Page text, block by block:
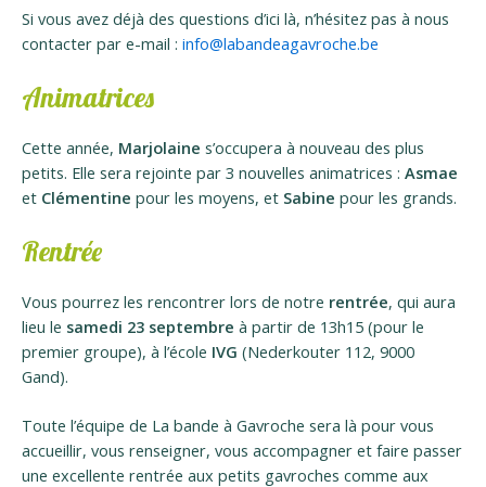
Si vous avez déjà des questions d’ici là, n’hésitez pas à nous
contacter par e-mail : info@labandeagavroche.be
Animatrices
Cette année, Marjolaine s’occupera à nouveau des plus
petits. Elle sera rejointe par 3 nouvelles animatrices : Asmae
et Clémentine pour les moyens, et Sabine pour les grands.
Rentrée
Vous pourrez les rencontrer lors de notre rentrée, qui aura
lieu le samedi 23 septembre à partir de 13h15 (pour le
premier groupe), à l’école IVG (Nederkouter 112, 9000
Gand).
Toute l’équipe de La bande à Gavroche sera là pour vous
accueillir, vous renseigner, vous accompagner et faire passer
une excellente rentrée aux petits gavroches comme aux